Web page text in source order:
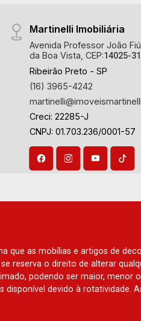
Martinelli Imobiliária
Avenida Professor João
da Boa Vista, CEP:14025-
Ribeirão Preto - SP
(16) 3965-4242
Creci: 22285-J
CNPJ: 01.703.236/0001-57
que as mobílias e artigos de
reserva o direito de alterar
podendo ser maior, menor
disponível devido à rotatividade.